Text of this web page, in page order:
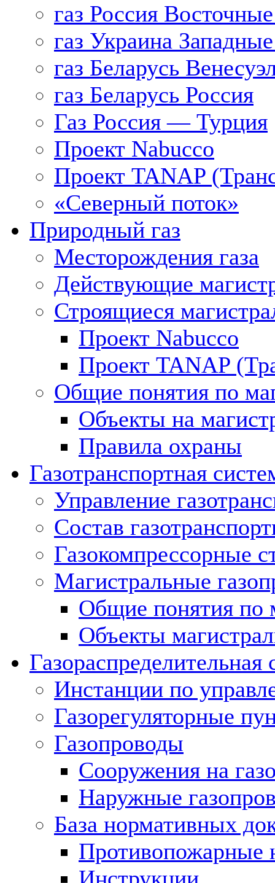
газ Россия
газ Украина
газ Беларусь
газ Беларусь Россия
Газ Россия — Турция
Проект Nabucco
Проект TANAP
«Северный поток»
Природный газ
Месторождения газа
Действующие
Строящиеся
Проект Nabucco
Проект TANAP
Общие понятия по
Объекты на
Правила охраны
Газотранспортная
Управление
Состав
Газокомпрессорные
Магистральные
Общие понятия по
Объекты
Газораспределительная
Инстанции по
Газорегуляторные
Газопроводы
Сооружения на
Наружные
База нормативных
Противопожарные